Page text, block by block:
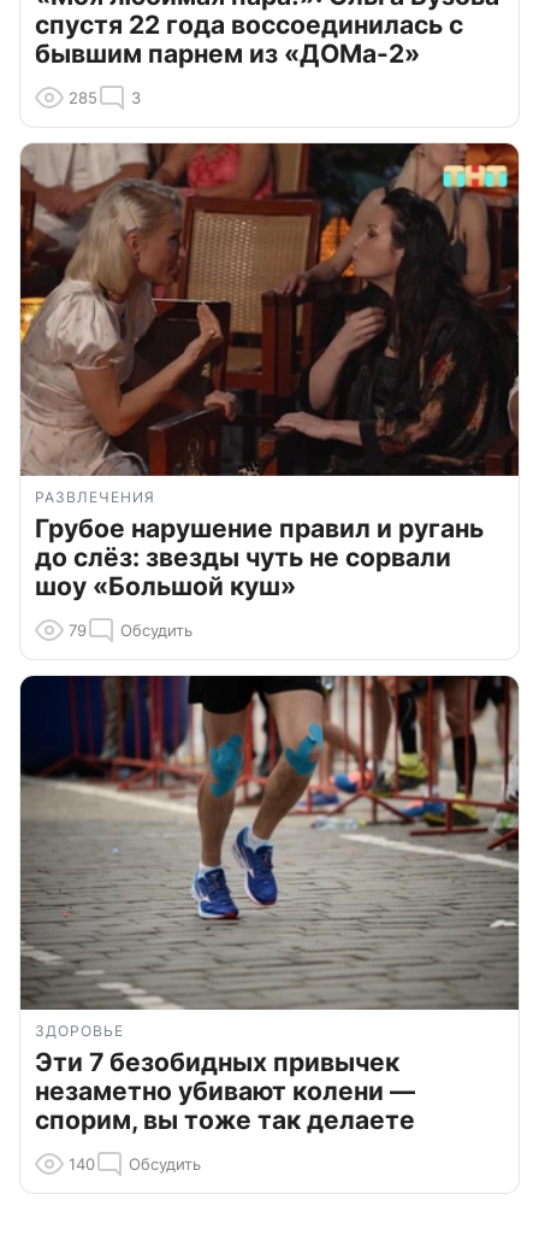
спустя 22 года воссоединилась с
бывшим парнем из «ДОМа-2»
285 3
РАЗВЛЕЧЕНИЯ
Грубое нарушение правил и ругань
до слёз: звезды чуть не сорвали
шоу «Большой куш»
79 Обсудить
ЗДОРОВЬЕ
Эти 7 безобидных привычек
незаметно убивают колени —
спорим, вы тоже так делаете
140 Обсудить